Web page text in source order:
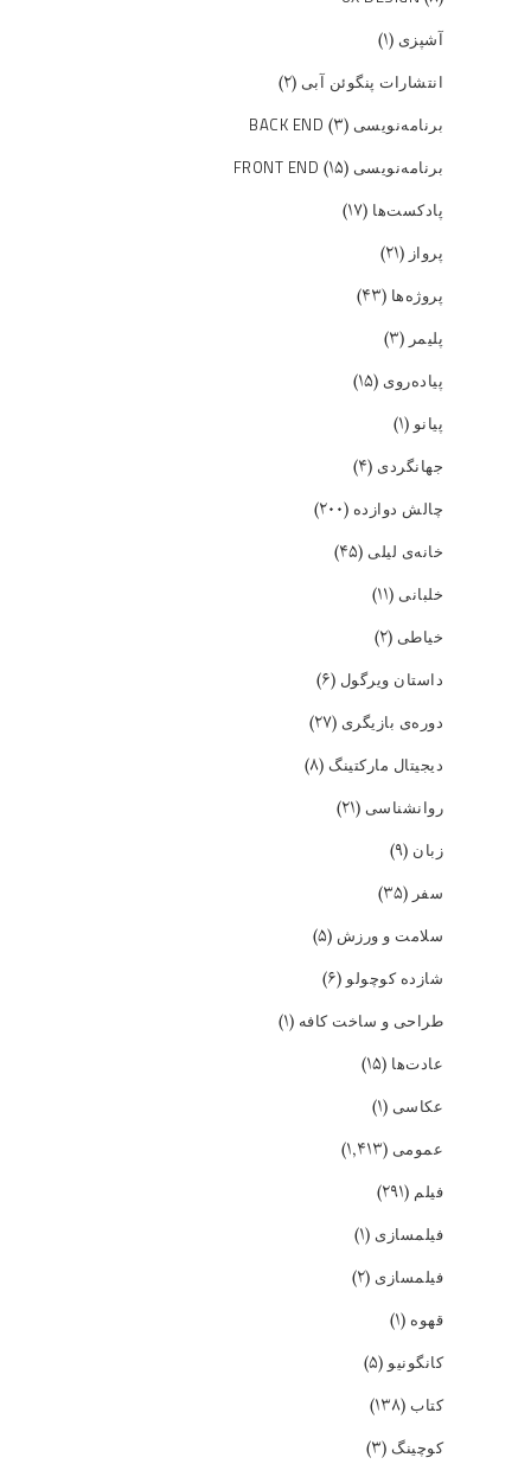
آشپزی (۱)
انتشارات پنگوئن آبی (۲)
برنامه‌نویسی BACK END (۳)
برنامه‌نویسی FRONT END (۱۵)
پادکست‌ها (۱۷)
پرواز (۲۱)
پروژه‌ها (۴۳)
پلیمر (۳)
پیاده‌روی (۱۵)
پیانو (۱)
جهانگردی (۴)
چالش دوازده (۲۰۰)
خانه‌ی لیلی (۴۵)
خلبانی (۱۱)
خیاطی (۲)
داستان ویرگول (۶)
دوره‌ی بازیگری (۲۷)
دیجیتال مارکتینگ (۸)
روانشناسی (۲۱)
زبان (۹)
سفر (۳۵)
سلامت و ورزش (۵)
شازده کوچولو (۶)
طراحی و ساخت کافه (۱)
عادت‌ها (۱۵)
عکاسی (۱)
عمومی (۱,۴۱۳)
فیلم (۲۹۱)
فیلمسازی (۱)
فیلمسازی (۲)
قهوه (۱)
کانگونیو (۵)
کتاب (۱۳۸)
کوچینگ (۳)